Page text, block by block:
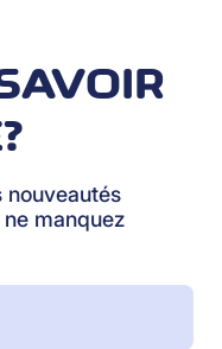
nouveautés
manquez